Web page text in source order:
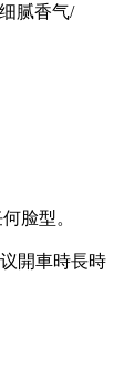
腻香气/
脸型。
開車時長時